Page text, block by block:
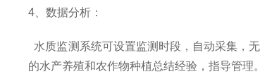
4 、数据分析：
水质监测系统可设置监测时段，自动采集，
的水产养殖和农作物种植总结经验，指导管理。